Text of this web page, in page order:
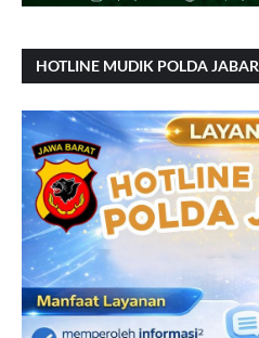
HOTLINE MUDIK POLDA JABAR